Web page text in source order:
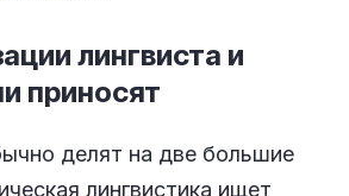
лингвиста и
приносят
делят на две большие
лингвистика ищет